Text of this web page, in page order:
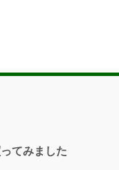
てみました